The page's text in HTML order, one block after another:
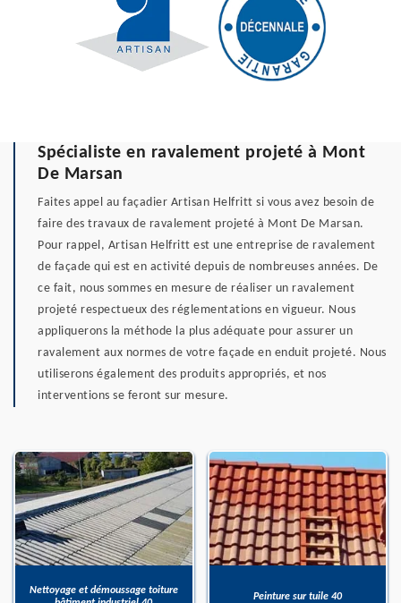
Spécialiste en ravalement projeté à Mont
De Marsan
Faites appel au façadier Artisan Helfritt si vous avez besoin de
faire des travaux de ravalement projeté à Mont De Marsan.
Pour rappel, Artisan Helfritt est une entreprise de ravalement
de façade qui est en activité depuis de nombreuses années. De
ce fait, nous sommes en mesure de réaliser un ravalement
projeté respectueux des réglementations en vigueur. Nous
appliquerons la méthode la plus adéquate pour assurer un
ravalement aux normes de votre façade en enduit projeté. Nous
utiliserons également des produits appropriés, et nos
interventions se feront sur mesure.
Nettoyage et démoussage toiture
Peinture sur tuile 40